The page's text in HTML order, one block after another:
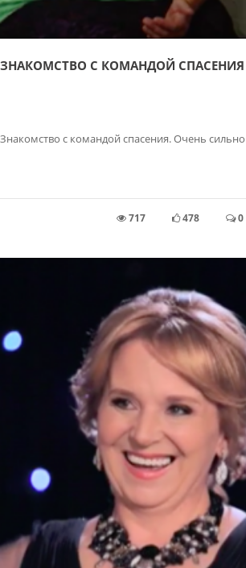
ЗНАКОМСТВО С КОМАНДОЙ СПАСЕНИЯ
Знакомство с командой спасения. Очень
717 478 0